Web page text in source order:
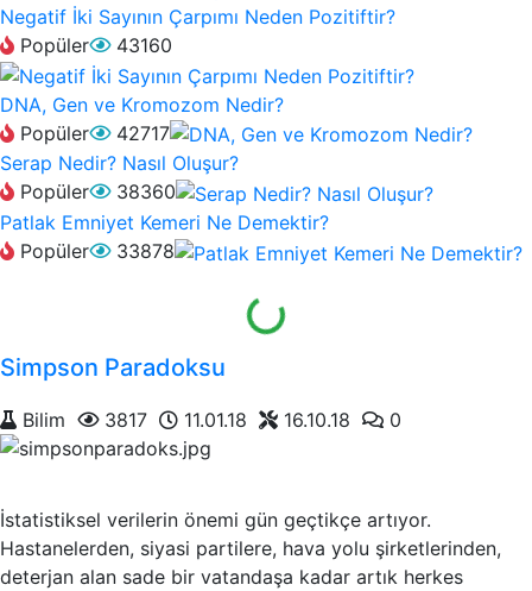
Negatif İki Sayının Çarpımı Neden Pozitiftir?
Popüler
43160
DNA, Gen ve Kromozom Nedir?
Popüler
42717
Serap Nedir? Nasıl Oluşur?
Popüler
38360
Patlak Emniyet Kemeri Ne Demektir?
Popüler
33878 Yükleniyor...
Simpson Paradoksu
Bilim 3817 11.01.18 16.10.18 0
İstatistiksel verilerin önemi gün geçtikçe artıyor.
Hastanelerden, siyasi partilere, hava yolu şirketlerinden,
deterjan alan sade bir vatandaşa kadar artık herkes